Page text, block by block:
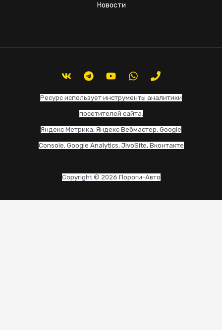
Новости
Ресурс использует инструменты аналитики
посетителей сайта:
Яндекс Метрика, Яндекс Вебмастер, Google
Console, Google Analytics, JivoSite, Вконтакте
Copyright © 2026 Пороги-Авто